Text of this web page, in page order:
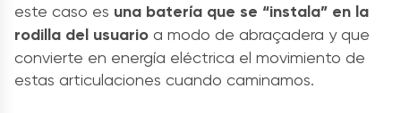
este caso es una batería que se “instala” en la
rodilla del usuario a modo de abraçadera y que
convierte en energía eléctrica el movimiento de
estas articulaciones cuando caminamos.